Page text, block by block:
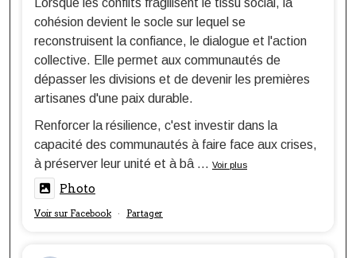
Lorsque les conflits fragilisent le tissu social, la
cohésion devient le socle sur lequel se
reconstruisent la confiance, le dialogue et l'action
collective. Elle permet aux communautés de
dépasser les divisions et de devenir les premières
artisanes d'une paix durable.
Renforcer la résilience, c'est investir dans la
capacité des communautés à faire face aux crises,
à préserver leur unité et à bâ ... Voir plus
Photo
Voir sur Facebook · Partager